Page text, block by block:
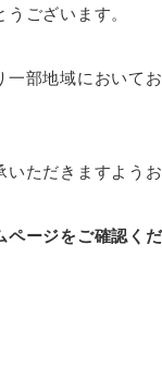
ございます。
部地域において
ただきますようお
ージをご確認くだ